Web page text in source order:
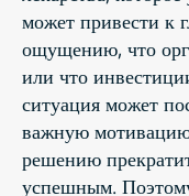
может привести к
ощущению, что
или что
ситуация может
важную
решению
успешным.